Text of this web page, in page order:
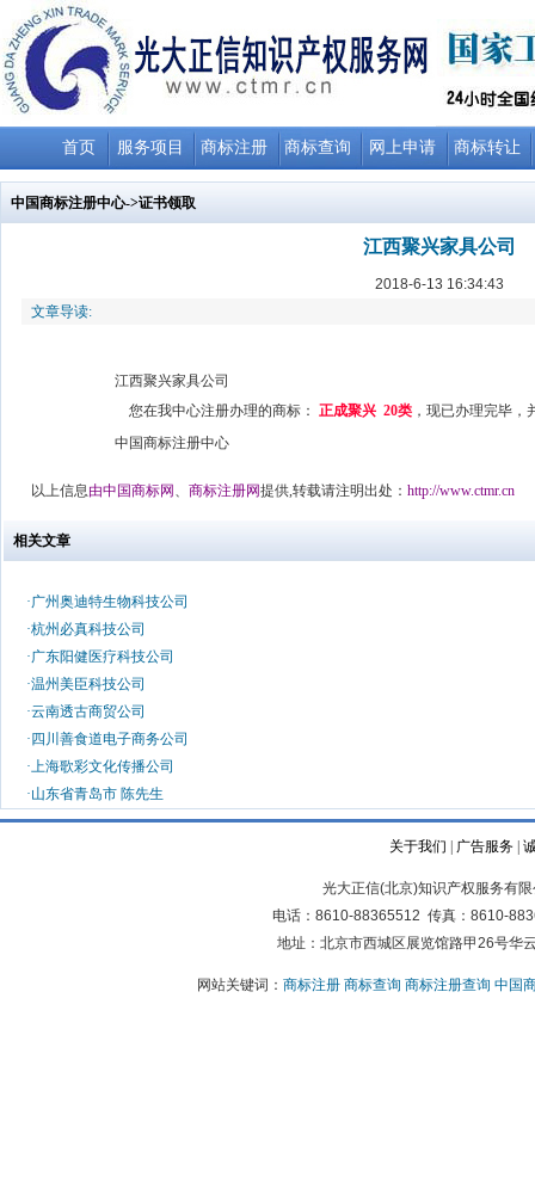
首页 服务项目 商标注册 商标查询 网上申请 商标转让
中国商标注册中心->证书领取
江西聚兴家具公司
2018-6-13 16:34:43
文章导读:
江西聚兴家具公司
您在我中心注册办理的商标： 正成聚兴 20类，现已办理完毕，
中国商标注册中心
以上信息由中国商标网 、 商标注册网提供,转载请注明出处： http://www.ctmr.cn
相关文章
·广州奥迪特生物科技公司
·杭州必真科技公司
·广东阳健医疗科技公司
·温州美臣科技公司
·云南透古商贸公司
· 四川善食道电子商务公司
·上海歌彩文化传播公司
·山东省青岛市 陈先生
关于我们 广告服务
光大正信(北京)知识产权服务有
电话：8610-88365512 传真：8610-
地址：北京市西城区展览馆路甲26号
网站关键词： 商标注册 商标查询 商标注册查询 中国